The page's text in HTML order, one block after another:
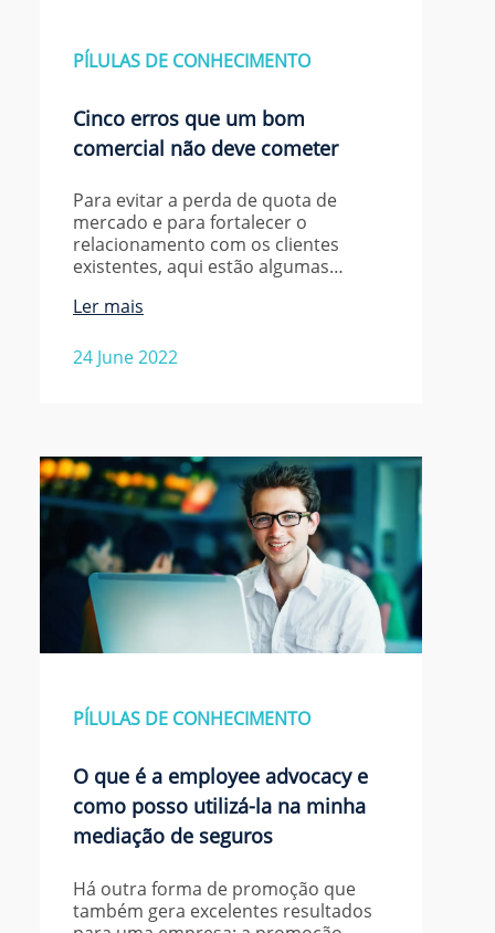
PÍLULAS DE CONHECIMENTO
Cinco erros que um bom
comercial não deve cometer
Para evitar a perda de quota de
mercado e para fortalecer o
relacionamento com os clientes
existentes, aqui estão algumas…
24 June 2022
Ler mais
PÍLULAS DE CONHECIMENTO
O que é a employee advocacy e
como posso utilizá-la na minha
mediação de seguros
Há outra forma de promoção que
também gera excelentes resultados